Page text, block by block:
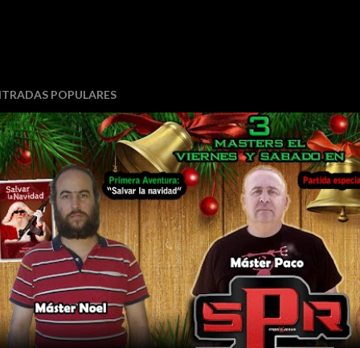
POPULARES